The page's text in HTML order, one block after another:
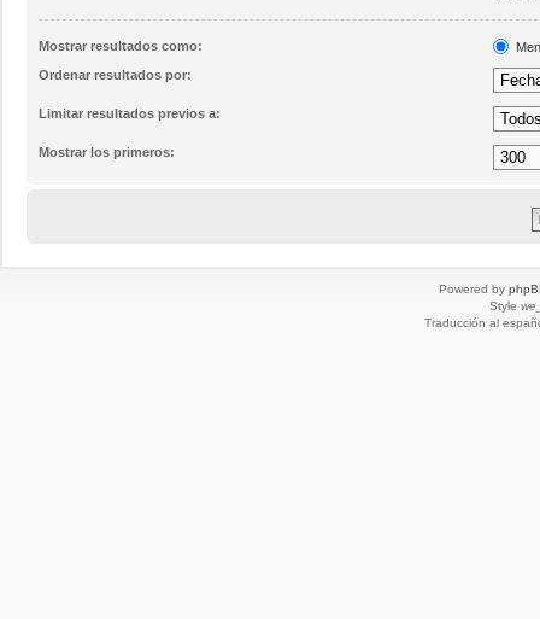
Mostrar resultados como:
Ordenar resultados por:
Limitar resultados previos a:
Mostrar los primeros:
Powered by
Style
Traducción al